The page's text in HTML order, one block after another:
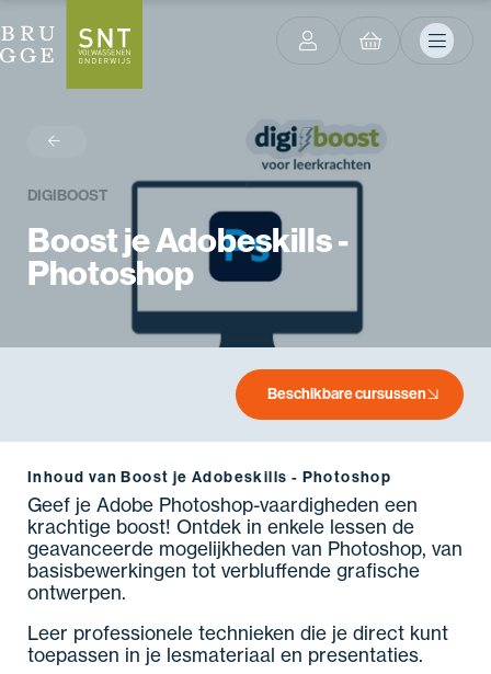
Beschikbare cursussen
DIGIBOOST
Boost je Adobeskills -
Photoshop
Inhoud van Boost je Adobeskills - Photoshop
Geef je Adobe Photoshop-vaardigheden een
krachtige boost! Ontdek in enkele lessen de
geavanceerde mogelijkheden van Photoshop, van
basisbewerkingen tot verbluffende grafische
ontwerpen.
Leer professionele technieken die je direct kunt
toepassen in je lesmateriaal en presentaties.